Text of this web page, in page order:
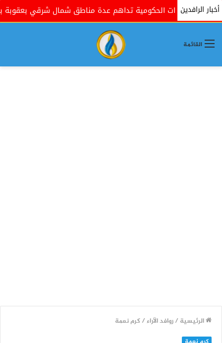
أخبار الرافدين
القوات الحكومية تداهم عدة مناطق شمال شرقي بعقوبة
القائمة
الرئيسية /روافد الآراء/كرم نعمة